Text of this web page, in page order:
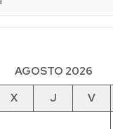
AGOSTO 2026
X J V